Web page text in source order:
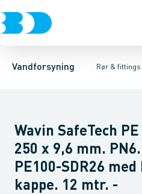
Vandforsyning Rør & fittings
Rør & fittingsKoblinger &
PE rørPE EL fittingsPE fittings
PE rør rullevarer PE rør
Wavin SafeTech
250 x 9,6 mm. PN6.
PE100-SDR26 med
kappe. 12 mtr. -